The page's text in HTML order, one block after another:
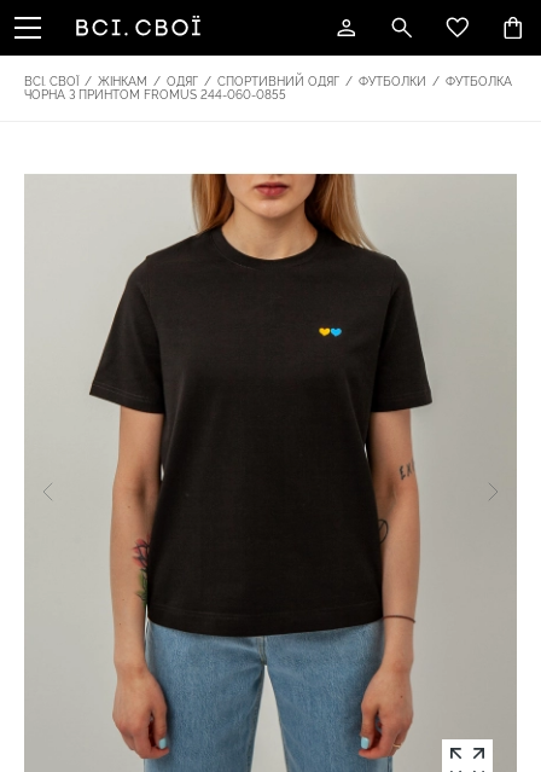
ВСІ. СВОЇ / ЖІНКАМ / ОДЯГ / СПОРТИВНИЙ ОДЯГ / ФУТБОЛКИ / ФУТБОЛКА
ЧОРНА З ПРИНТОМ FROMUS 244-060-0855